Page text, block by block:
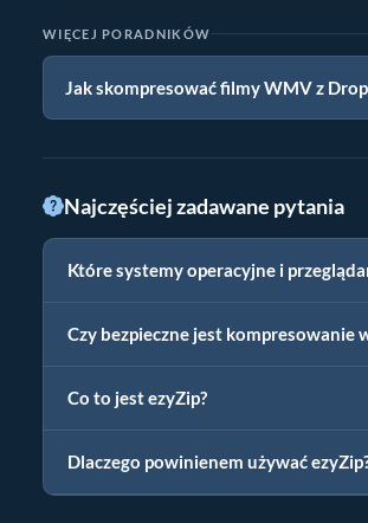
WIĘCEJ PORADNIKÓW
Jak skompresować filmy WMV z
Najczęściej zadawane pytania
Które systemy operacyjne i
Czy bezpieczne jest kompresowanie
Co to jest ezyZip?
Dlaczego powinienem używać